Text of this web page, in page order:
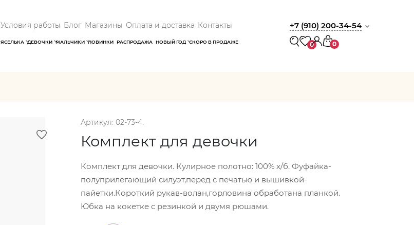
Условия работы Блог Магазины Оплата и доставка Контакты
ЯСЕЛЬКА ДЕВОЧКИ МАЛЬЧИКИ НОВИНКИ РАСПРОДАЖА НОВЫЙ ГОД СКОРО В ПРОДАЖЕ
+7 (910) 200-34-54
0 0
Артикул: 02-73-4.
Комплект для девочки
Комплект для девочки. Кулирное полотно: 100% х/б. Фуфайка-
полуприлегающий силуэт,перед с печатью и вышивкой-
пайетки.Короткий рукав-волан,горловина обработана планкой.
Юбка на кокетке с резинкой и двумя рюшами.